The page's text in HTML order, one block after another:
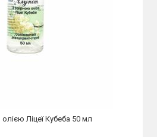
Ліцеї Кубеба 50 мл